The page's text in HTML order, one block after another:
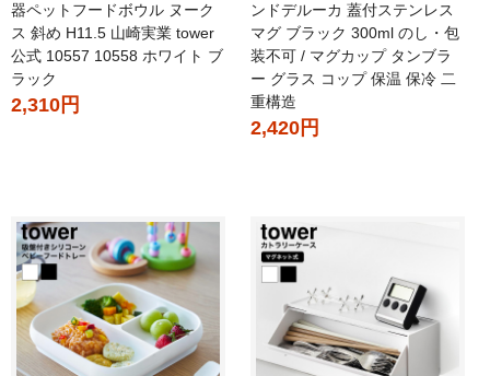
器ペットフードボウル ヌーク
ス 斜め H11.5 山崎実業 tower
公式 10557 10558 ホワイト ブ
ラック
2,310円
ンドデルーカ 蓋付ステンレス
マグ ブラック 300ml のし・包
装不可 / マグカップ タンブラ
ー グラス コップ 保温 保冷 二
重構造
2,420円